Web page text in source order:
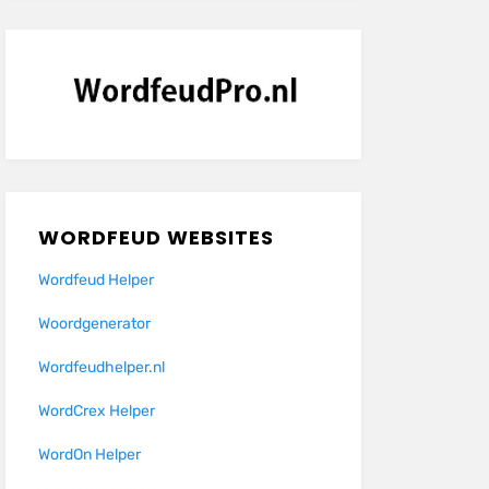
WORDFEUD WEBSITES
Wordfeud Helper
Woordgenerator
Wordfeudhelper.nl
WordCrex Helper
WordOn Helper